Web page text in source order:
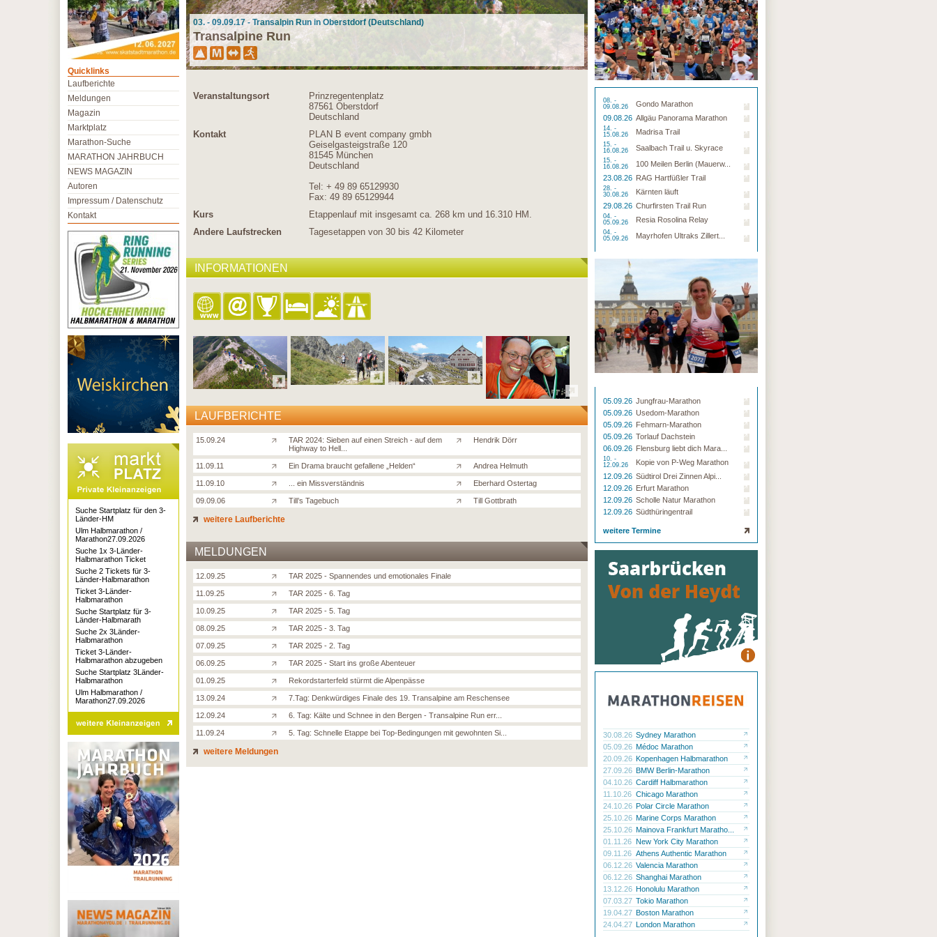
03. - 09.09.17 - Transalpin Run in Oberstdorf (Deutschland)
Transalpine Run
Veranstaltungsort
Prinzregentenplatz
87561 Oberstdorf
Deutschland
Kontakt
PLAN B event company gmbh
Geiselgasteigstraße 120
81545 München
Deutschland
Tel: + 49 89 65129930
Fax: 49 89 65129944
Kurs
Etappenlauf mit insgesamt ca. 268 km und 16.310 HM.
Andere Laufstrecken
Tagesetappen von 30 bis 42 Kilometer
INFORMATIONEN
LAUFBERICHTE
15.09.24
TAR 2024: Sieben auf einen Streich - auf dem
Highway to Hell...
Hendrik Dörr
11.09.11 Ein Drama braucht gefallene „Helden“ Andrea Helmuth
11.09.10 ... ein Missverständnis Eberhard Ostertag
09.09.06 Till’s Tagebuch Till Gottbrath
weitere Laufberichte
MELDUNGEN
12.09.25 TAR 2025 - Spannendes und emotionales Finale
11.09.25 TAR 2025 - 6. Tag
10.09.25 TAR 2025 - 5. Tag
08.09.25 TAR 2025 - 3. Tag
07.09.25 TAR 2025 - 2. Tag
06.09.25 TAR 2025 - Start ins große Abenteuer
01.09.25 Rekordstarterfeld stürmt die Alpenpässe
13.09.24 7.Tag: Denkwürdiges Finale des 19. Transalpine am Reschensee
12.09.24 6. Tag: Kälte und Schnee in den Bergen - Transalpine Run err...
11.09.24 5. Tag: Schnelle Etappe bei Top-Bedingungen mit gewohnten Si...
weitere Meldungen
08. -
09.08.26
Gondo Marathon
09.08.26 Allgäu Panorama Marathon
14. -
15.08.26
Madrisa Trail
15. -
16.08.26
Saalbach Trail u. Skyrace
15. -
16.08.26
100 Meilen Berlin (Mauerw...
23.08.26 RAG Hartfüßler Trail
28. -
30.08.26
Kärnten läuft
29.08.26 Churfirsten Trail Run
04. -
05.09.26
Resia Rosolina Relay
04. -
05.09.26
Mayrhofen Ultraks Zillert...
05.09.26 Jungfrau-Marathon
05.09.26 Usedom-Marathon
05.09.26 Fehmarn-Marathon
05.09.26 Torlauf Dachstein
06.09.26 Flensburg liebt dich Mara...
10. -
12.09.26
Kopie von P-Weg Marathon
12.09.26 Südtirol Drei Zinnen Alpi...
12.09.26 Erfurt Marathon
12.09.26 Scholle Natur Marathon
12.09.26 Südthüringentrail
weitere Termine
30.08.26 Sydney Marathon
05.09.26 Médoc Marathon
20.09.26 Kopenhagen Halbmarathon
27.09.26 BMW Berlin-Marathon
04.10.26 Cardiff Halbmarathon
11.10.26 Chicago Marathon
24.10.26 Polar Circle Marathon
25.10.26 Marine Corps Marathon
25.10.26 Mainova Frankfurt Maratho...
01.11.26 New York City Marathon
09.11.26 Athens Authentic Marathon
06.12.26 Valencia Marathon
06.12.26 Shanghai Marathon
13.12.26 Honolulu Marathon
07.03.27 Tokio Marathon
19.04.27 Boston Marathon
24.04.27 London Marathon
Quicklinks
Laufberichte
Meldungen
Magazin
Marktplatz
Marathon-Suche
MARATHON JAHRBUCH
NEWS MAGAZIN
Autoren
Impressum / Datenschutz
Kontakt
Suche Startplatz für den 3-
Länder-HM
Ulm Halbmarathon /
Marathon27.09.2026
Suche 1x 3-Länder-
Halbmarathon Ticket
Suche 2 Tickets für 3-
Länder-Halbmarathon
Ticket 3-Länder-
Halbmarathon
Suche Startplatz für 3-
Länder-Halbmarath
Suche 2x 3Länder-
Halbmarathon
Ticket 3-Länder-
Halbmarathon abzugeben
Suche Startplatz 3Länder-
Halbmarathon
Ulm Halbmarathon /
Marathon27.09.2026